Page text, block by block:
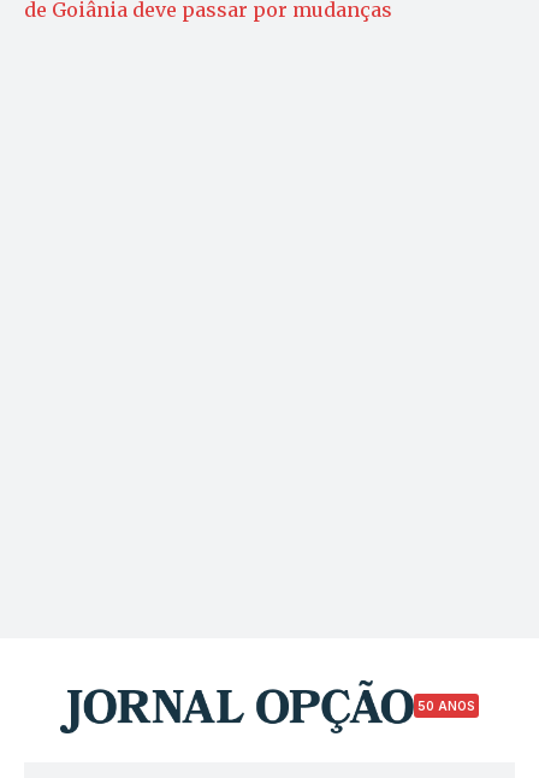
de Goiânia deve passar por mudanças
50 ANOS